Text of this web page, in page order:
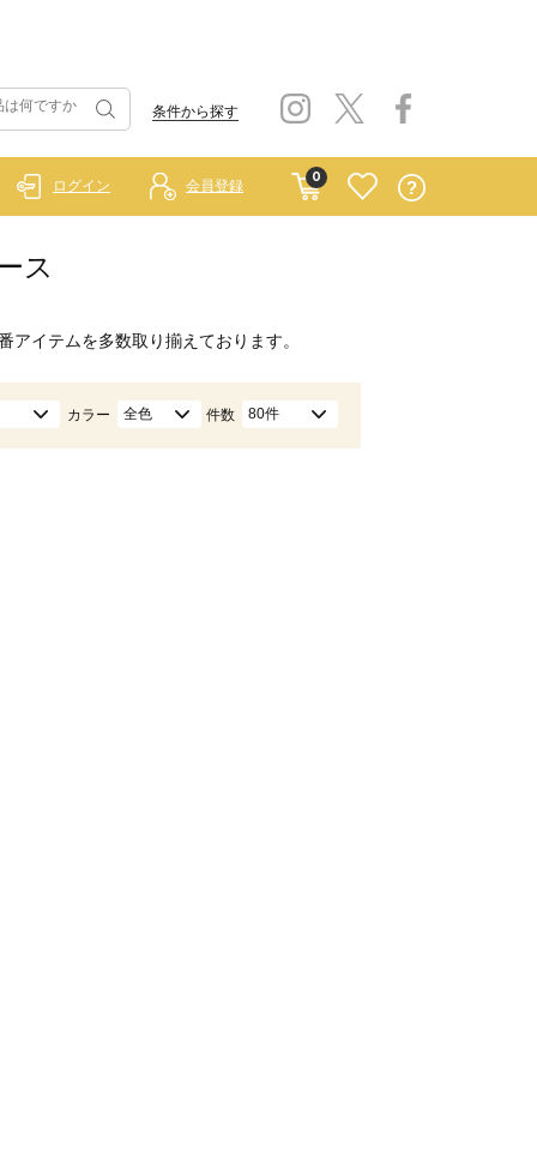
条件から探す
0
ログイン 会員登録
ス
アイテムを多数取り揃えております。
カラー 全色 件数 80件